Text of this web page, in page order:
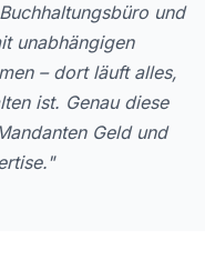
und
unabhängigen
– dort läuft alles,
ist. Genau diese
Geld und